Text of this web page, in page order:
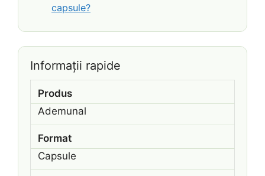
capsule?
Informații rapide
Produs
Ademunal
Format
Capsule